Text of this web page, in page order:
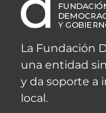
La Fundación
una entidad
y da soporte a
local.